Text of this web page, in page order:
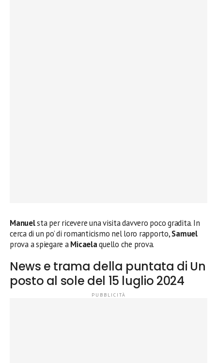
Manuelsta per ricevere una visita davvero poco gradita. In
cerca di un po’ di romanticismo nel loro rapporto,Samuel
prova a spiegare aMicaelaquello che prova.
News e trama della puntata di Un
posto al sole del 15 luglio 2024